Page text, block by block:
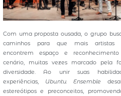
Com uma proposta ousada, o grupo
caminhos para que mais artistas
encontrem espaço e reconhecimento
cenário, muitas vezes marcado pela
diversidade. Ao unir suas
experiências, Ubuntu Ensemble
estereótipos e preconceitos,